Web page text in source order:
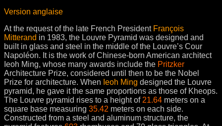
Version anglaise
At the request of the late French President François
Mitterand in 1983, the Louvre Pyramid was designed and
built in glass and steel in the middle of the Louvre’s Cour
Napoléon. It is the work of Chinese-born American architect
Ieoh Ming, whose many awards include the Pritzker
Architecture Prize, considered until then to be the Nobel
Prize for architecture. When Ieoh Ming designed the Louvre
pyramid, he gave it the same proportions as those of Kheops.
The Louvre pyramid rises to a height of 21.64 meters on a
square base measuring 35.42 meters on each side.
Constructed from a steel and aluminum structure, the